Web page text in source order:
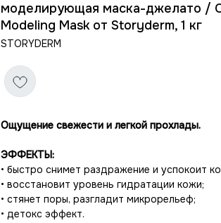
моделирующая маска-джелато /
Modeling Mask от Storyderm, 1 кг
STORYDERM
Ощущение свежести и легкой прохлады.
ЭФФЕКТЫ:
• быстро снимет раздражение и успокоит
• восстановит уровень гидратации кожи;
• стянет поры, разгладит микрорельеф;
• детокс эффект.